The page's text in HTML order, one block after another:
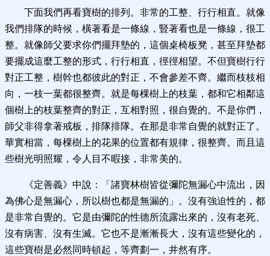
下面我們再看寶樹的排列。非常的工整、行行相直。就像
我們排隊的時候，橫著看是一條線，豎著看也是一條線，很工
整。就像師父要求你們擺拜墊的，這個桌椅板凳，甚至拜墊都
要擺成這麼工整的形式，行行相直，徑徑相望。不但寶樹行行
對正工整，樹幹也都彼此的對正，不會參差不齊。繼而枝枝相
向，一枝一葉都很整齊。就是每棵樹上的枝葉，都和它相鄰這
個樹上的枝葉整齊的對正，互相對照，很自覺的。不是你們，
師父非得拿著戒板，排隊排隊。在那是非常自覺的就對正了。
華實相當，每棵樹上的花果的位置都有規律，很整齊。而且這
些樹光明照耀，令人目不暇接，非常美的。
《定善義》中說：「諸寶林樹皆從彌陀無漏心中流出，因
為佛心是無漏心，所以樹也都是無漏的」。沒有強迫性的，都
是非常自覺的。它是由彌陀的性德所流露出來的，沒有老死、
沒有病害、沒有生滅。它也不是漸漸長大，沒有這些變化的，
這些寶樹是必然同時頓起，等齊劃一，井然有序。